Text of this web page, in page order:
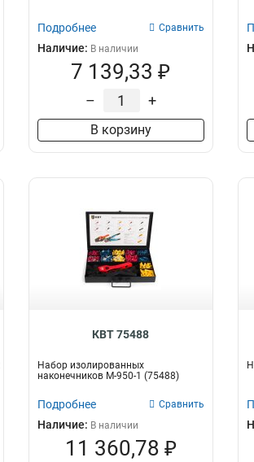
Подробнее Сравнить
Наличие: В наличии
7 139,33 ₽
– +
В корзину
КВТ 75488
Набор изолированных
наконечников М-950-1 (75488)
Подробнее Сравнить
Наличие: В наличии
11 360,78 ₽